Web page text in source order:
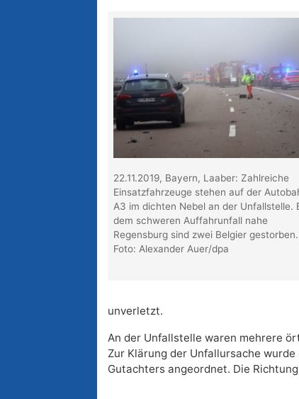
22.11.2019, Bayern, Laaber: Zahlreiche
Einsatzfahrzeuge stehen auf der
A3 im dichten Nebel an der Unfallstelle.
dem schweren Auffahrunfall nahe
Regensburg sind zwei Belgier gestorben.
Foto: Alexander Auer/dpa
unverletzt.
An der Unfallstelle waren mehrere
Zur Klärung der Unfallursache
Gutachters angeordnet. Die